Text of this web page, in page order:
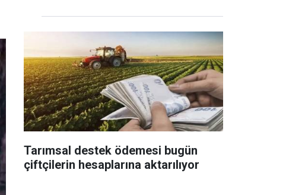
Tarımsal destek ödemesi bugün
çiftçilerin hesaplarına aktarılıyor